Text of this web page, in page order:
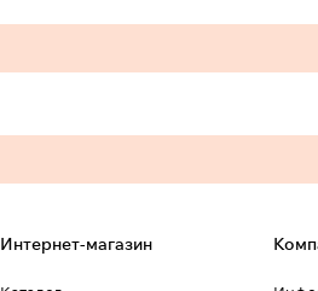
Интернет-магазин